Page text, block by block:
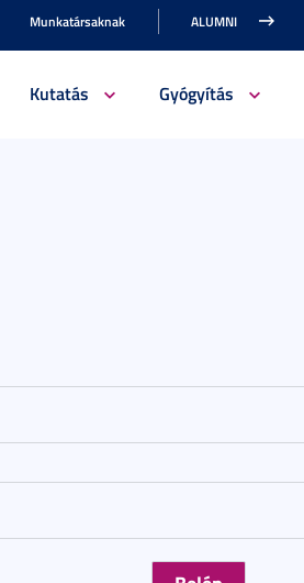
Munkatársaknak ALUMNI
Kutatás Gyógyítás